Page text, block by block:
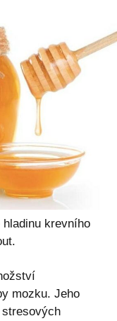
krevního
mozku. Jeho